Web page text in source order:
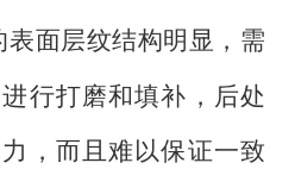
表面层纹结构明显，需
行打磨和填补，后处
，而且难以保证一致